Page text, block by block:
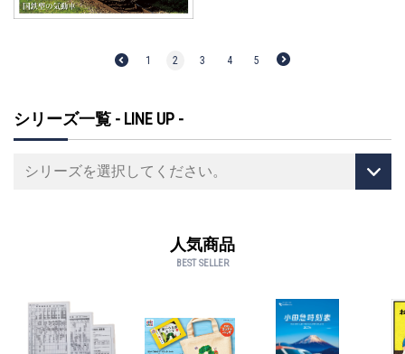
グ。ＪＲ九州の『Ｄ＆Ｓ列車』に進
がい知れるキハ40系。その歩みを振
見ていきましょう。
1 2 3 4 5
シリーズ一覧 - LINE UP -
人気商品
BEST SELLER